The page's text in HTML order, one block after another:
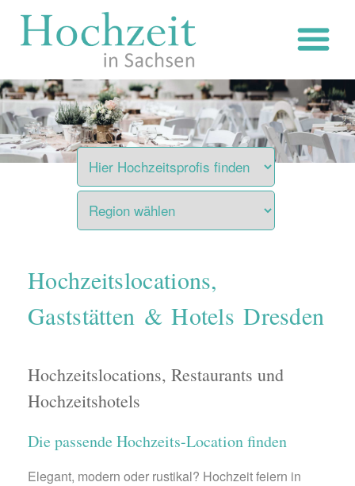
Inhalt
Hochzeitslocations,
Gaststätten & Hotels Dresden
Hochzeitslocations, Restaurants und
Hochzeitshotels
Die passende Hochzeits-Location finden
Elegant, modern oder rustikal? Hochzeit feiern in